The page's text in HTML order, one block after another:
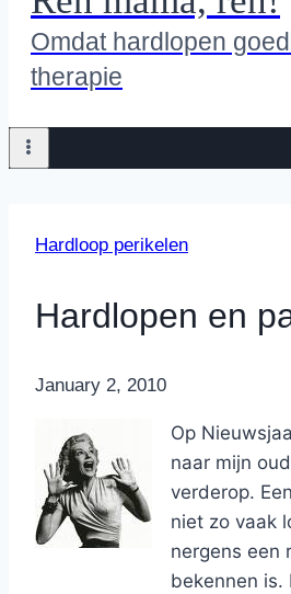
Omdat hardlopen
therapie
Hardloop perikelen
Hardlopen en
ByNicole
January 2, 2010
Op
naar mijn
verderop.
niet zo vaak
nergens een
bekennen is.